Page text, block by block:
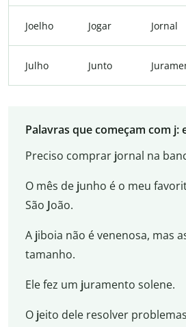
Joelho Jogar Jornal
Julho Junto
Palavras que começam com j:
Preciso comprar jornal na
O mês de junho é o meu
São João.
A jiboia não é venenosa, mas
tamanho.
Ele fez um juramento solene.
O jeito dele resolver